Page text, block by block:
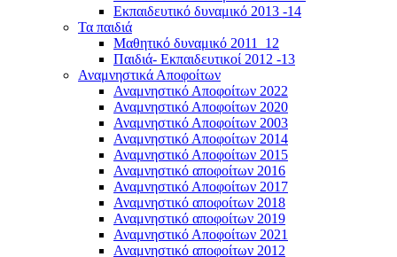
Εκπαιδευτικό δυναμικό 2013 -14
Τα παιδιά
Μαθητικό δυναμικό 2011_12
Παιδιά- Εκπαιδευτικοί 2012 -13
Αναμνηστικά Αποφοίτων
Αναμνηστικό Αποφοίτων 2022
Αναμνηστικό Αποφοίτων 2020
Αναμνηστικό Αποφοίτων 2003
Αναμνηστικό Αποφοίτων 2014
Αναμνηστικό Αποφοίτων 2015
Αναμνηστικό αποφοίτων 2016
Αναμνηστικό Αποφοίτων 2017
Αναμνηστικό αποφοίτων 2018
Αναμνηστικό αποφοίτων 2019
Αναμνηστικό Αποφοίτων 2021
Αναμνηστικό αποφοίτων 2012